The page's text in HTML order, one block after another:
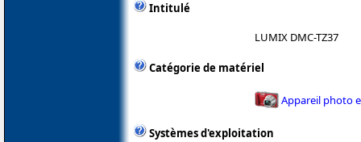
Intitulé
LUMIX DMC-TZ37
Catégorie de matériel
Appareil photo
Systèmes d'exploitation